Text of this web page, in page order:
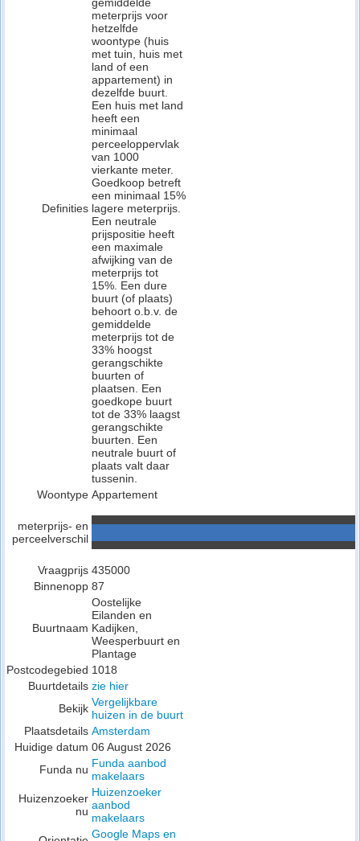
Definities
meterprijs voor
hetzelfde
woontype (huis
met tuin, huis met
land of een
appartement) in
dezelfde buurt.
Een huis met land
heeft een
minimaal
perceeloppervlak
van 1000
vierkante meter.
Goedkoop betreft
een minimaal 15%
lagere meterprijs.
Een neutrale
prijspositie heeft
een maximale
afwijking van de
meterprijs tot
15%. Een dure
buurt (of plaats)
behoort o.b.v. de
gemiddelde
meterprijs tot de
33% hoogst
gerangschikte
buurten of
plaatsen. Een
goedkope buurt
tot de 33% laagst
gerangschikte
buurten. Een
neutrale buurt of
plaats valt daar
tussenin.
Woontype Appartement
meterprijs- en
perceelverschil
Vraagprijs 435000
Binnenopp 87
Buurtnaam
Oostelijke
Eilanden en
Kadijken,
Weesperbuurt en
Plantage
Postcodegebied 1018
Buurtdetails zie hier
Bekijk Vergelijkbare
huizen in de buurt
Plaatsdetails Amsterdam
Huidige datum 06 August 2026
Funda nu Funda aanbod
makelaars
Huizenzoeker
nu
Huizenzoeker
aanbod
makelaars
Google Maps en